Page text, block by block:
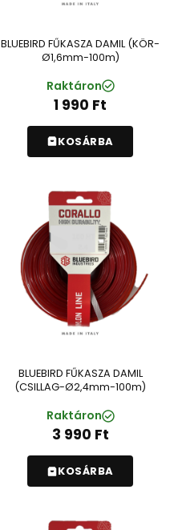
BLUEBIRD FŰKASZA DAMIL (KÖR-
Ø1,6mm-100m)
Raktáron
1 990 Ft
KOSÁRBA
BLUEBIRD FŰKASZA DAMIL
(CSILLAG-Ø2,4mm-100m)
Raktáron
3 990 Ft
KOSÁRBA